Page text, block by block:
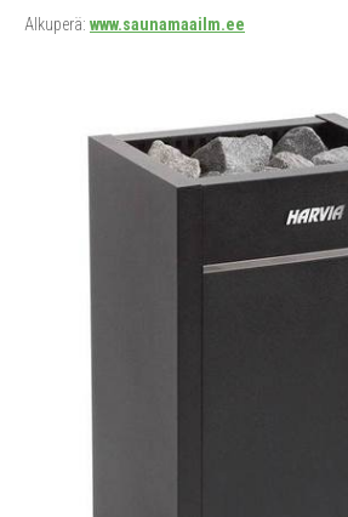
Alkuperä: www.saunamaailm.ee